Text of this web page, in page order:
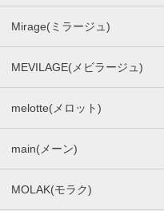
Mirage(ミラージュ)
MEVILAGE(メビラージュ)
melotte(メロット)
main(メーン)
MOLAK(モラク)